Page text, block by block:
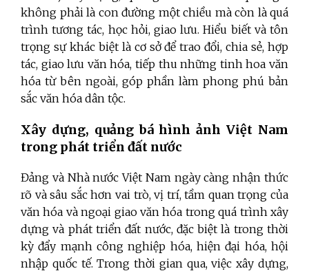
không phải là con đường một chiều mà còn là quá
trình tương tác, học hỏi, giao lưu. Hiểu biết và tôn
trọng sự khác biệt là cơ sở để trao đổi, chia sẻ, hợp
tác, giao lưu văn hóa, tiếp thu những tinh hoa văn
hóa từ bên ngoài, góp phần làm phong phú bản
sắc văn hóa dân tộc.
Xây dựng, quảng bá hình ảnh Việt Nam
trong phát triển đất nước
Đảng và Nhà nước Việt Nam ngày càng nhận thức
rõ và sâu sắc hơn vai trò, vị trí, tầm quan trọng của
văn hóa và ngoại giao văn hóa trong quá trình xây
dựng và phát triển đất nước, đặc biệt là trong thời
kỳ đẩy mạnh công nghiệp hóa, hiện đại hóa, hội
nhập quốc tế. Trong thời gian qua, việc xây dựng,